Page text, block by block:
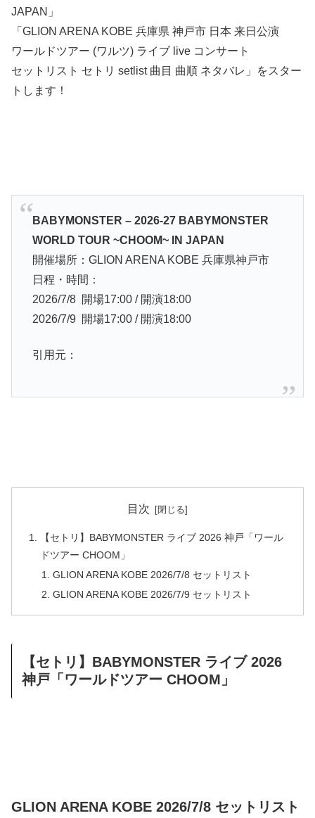
JAPAN」
「GLION ARENA KOBE 兵庫県 神戸市 日本 来日公演
ワールドツアー (ワルツ) ライブ live コンサート
セットリスト セトリ setlist 曲目 曲順 ネタバレ」をスター
トします！
BABYMONSTER – 2026-27 BABYMONSTER
WORLD TOUR ~CHOOM~ IN JAPAN
開催場所：GLION ARENA KOBE 兵庫県神戸市
日程・時間：
2026/7/8 開場17:00 / 開演18:00
2026/7/9 開場17:00 / 開演18:00
引用元：
目次
【セトリ】BABYMONSTER ライブ 2026 神戸「ワール
ドツアー CHOOM」
GLION ARENA KOBE 2026/7/8 セットリスト
GLION ARENA KOBE 2026/7/9 セットリスト
【セトリ】BABYMONSTER ライブ 2026
神戸「ワールドツアー CHOOM」
GLION ARENA KOBE 2026/7/8 セットリスト